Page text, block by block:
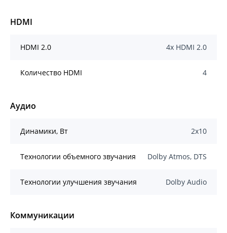
HDMI
HDMI 2.0 4x HDMI 2.0
Количество HDMI 4
Аудио
Динамики, Вт 2х10
Технологии объемного звучания Dolby Atmos, DTS
Технологии улучшения звучания Dolby Audio
Коммуникации